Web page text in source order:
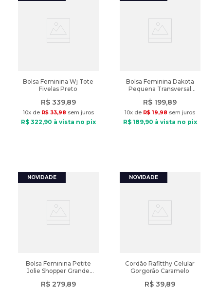
Bolsa Feminina Wj Tote
Fivelas Preto
R$ 339,89
10x de R$ 33,98 sem juros
R$ 322,90 à vista no pix
Bolsa Feminina Dakota
Pequena Transversal
R$ 199,89
10x de R$ 19,98 sem juros
R$ 189,90 à vista no pix
Bolsa Feminina Petite
Jolie Shopper Grande
R$ 279,89
Cordão Rafitthy Celular
Gorgorão Caramelo
R$ 39,89